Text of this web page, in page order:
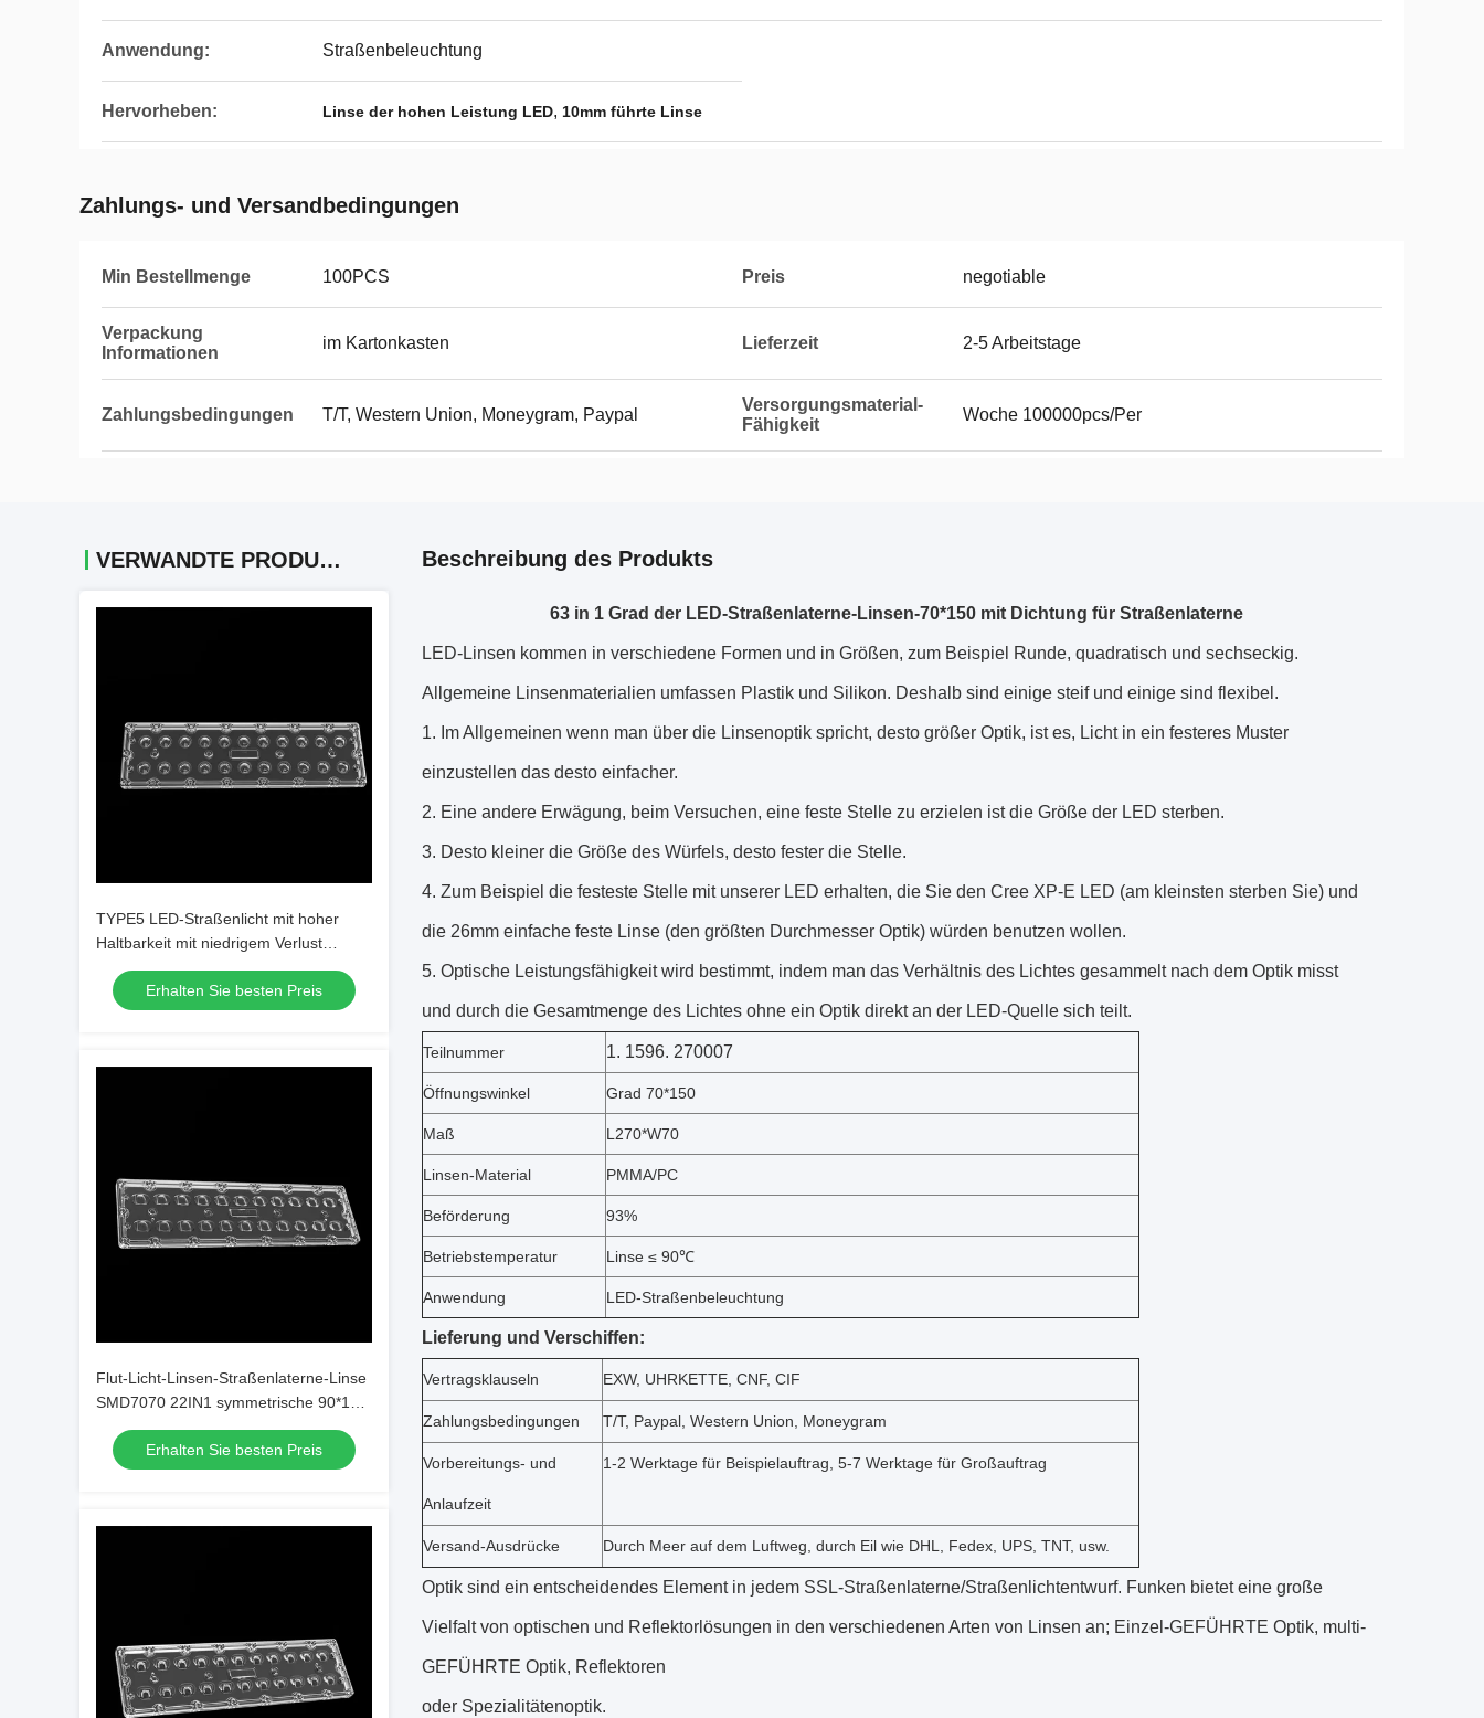
Anwendung: Straßenbeleuchtung
Hervorheben: Linse der hohen Leistung LED, 10mm führte Linse
Zahlungs- und Versandbedingungen
Min Bestellmenge 100PCS Preis negotiable
Verpackung
Informationen
im Kartonkasten Lieferzeit 2-5 Arbeitstage
Zahlungsbedingungen T/T, Western Union, Moneygram, Paypal
Versorgungsmaterial-
Fähigkeit
Woche 100000pcs/Per
VERWANDTE PRODUKTE
TYPE5 LED-Straßenlicht mit hoher
Haltbarkeit mit niedrigem Verlust
SMD7070 22IN1 für
Parkplatzbeleuchtung
Erhalten Sie besten Preis
Flut-Licht-Linsen-Straßenlaterne-Linse
SMD7070 22IN1 symmetrische 90*120
Grad-LED
Erhalten Sie besten Preis
Beschreibung des Produkts
63 in 1 Grad der LED-Straßenlaterne-Linsen-70*150 mit Dichtung für Straßenlaterne
LED-Linsen kommen in verschiedene Formen und in Größen, zum Beispiel Runde, quadratisch und sechseckig.
Allgemeine Linsenmaterialien umfassen Plastik und Silikon. Deshalb sind einige steif und einige sind flexibel.
Im Allgemeinen wenn man über die Linsenoptik spricht, desto größer Optik, ist es, Licht in ein festeres Muster
einzustellen das desto einfacher.
Eine andere Erwägung, beim Versuchen, eine feste Stelle zu erzielen ist die Größe der LED sterben.
Desto kleiner die Größe des Würfels, desto fester die Stelle.
Zum Beispiel die festeste Stelle mit unserer LED erhalten, die Sie den Cree XP-E LED (am kleinsten sterben Sie) und
die 26mm einfache feste Linse (den größten Durchmesser Optik) würden benutzen wollen.
Optische Leistungsfähigkeit wird bestimmt, indem man das Verhältnis des Lichtes gesammelt nach dem Optik misst
und durch die Gesamtmenge des Lichtes ohne ein Optik direkt an der LED-Quelle sich teilt.
Teilnummer 1. 1596. 270007
Öffnungswinkel Grad 70*150
Maß L270*W70
Linsen-Material PMMA/PC
Beförderung 93%
Betriebstemperatur Linse ≤ 90℃
Anwendung LED-Straßenbeleuchtung
Lieferung und Verschiffen:
Vertragsklauseln EXW, UHRKETTE, CNF, CIF
Zahlungsbedingungen T/T, Paypal, Western Union, Moneygram
Vorbereitungs- und
Anlaufzeit
1-2 Werktage für Beispielauftrag, 5-7 Werktage für Großauftrag
Versand-Ausdrücke Durch Meer auf dem Luftweg, durch Eil wie DHL, Fedex, UPS, TNT, usw.
Optik sind ein entscheidendes Element in jedem SSL-Straßenlaterne/Straßenlichtentwurf. Funken bietet eine große
Vielfalt von optischen und Reflektorlösungen in den verschiedenen Arten von Linsen an; Einzel-GEFÜHRTE Optik, multi-
GEFÜHRTE Optik, Reflektoren
oder Spezialitätenoptik.